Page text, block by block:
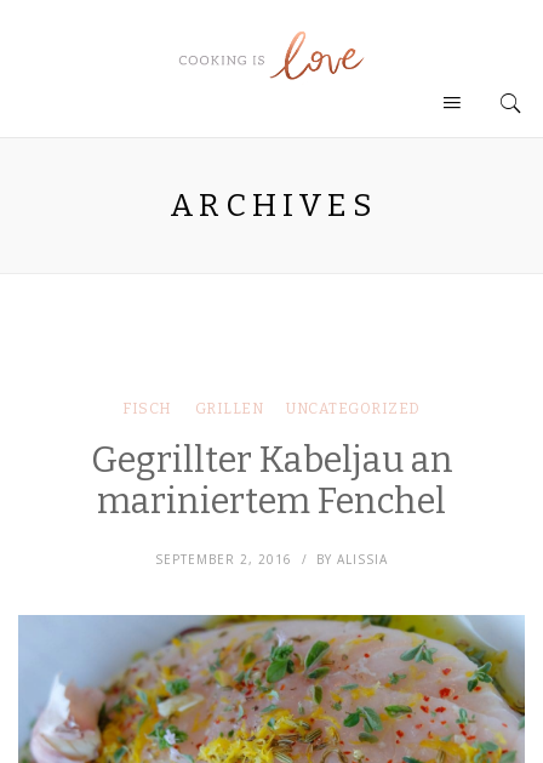
ARCHIVES
FISCH GRILLEN UNCATEGORIZED
Gegrillter Kabeljau an
mariniertem Fenchel
SEPTEMBER 2, 2016 BY ALISSIA